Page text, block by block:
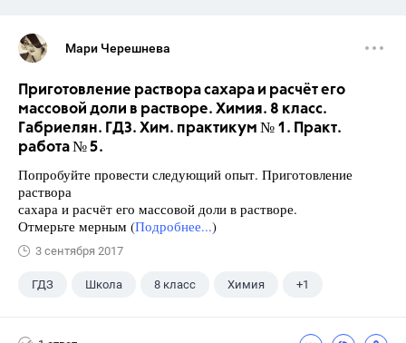
Мари Черешнева
Приготовление раствора сахара и расчёт его
массовой доли в растворе. Химия. 8 класс.
Габриелян. ГДЗ. Хим. практикум № 1. Практ.
работа № 5.
Попробуйте провести следующий опыт. Приготовление
раствора
сахара и расчёт его массовой доли в растворе.
Отмерьте мерным (Подробнее...)
3 сентября 2017
ГДЗ Школа 8 класс Химия +1